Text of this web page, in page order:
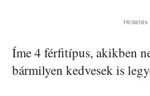
Hirdetés
Íme 4 férfitípus, akikben
bármilyen kedvesek is